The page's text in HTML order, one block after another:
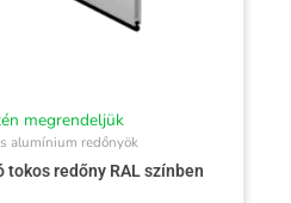
megrendeljük
alumínium redőnyök
redőny RAL színben